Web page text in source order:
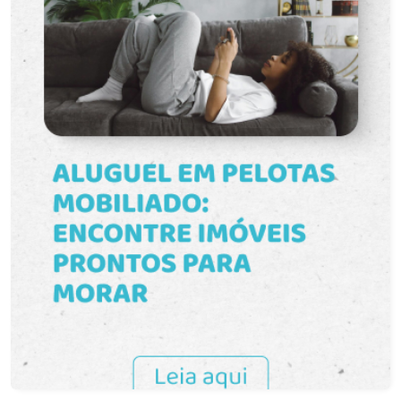
acomodar móveis com facilidade. A sala é ideal
para receber amigos e aproveitar momentos em
família. A cozinha oferece boa distribuição para o
preparo das refeições, enquanto a área de
serviço complementa a funcionalidade do imóvel.
Distribuição: O imóvel conta com 2 dormitórios,
sala de estar, cozinha, banheiro social e área de
distribuída favorece a circulação entre os
ambientes, tornando o apartamento prático para o
dia a dia e confortável para diferentes perfis de
moradores. Diferenciais: Localização estratégica
próxima à UFPel, ambientes amplos, excelente
iluminação natural e fácil acesso aos principais
serviços da região. Características do
condomínio: O Edifício Arlindo Cunha está
oferecendo praticidade e facilidade de
deslocamento para diversos pontos da cidade.